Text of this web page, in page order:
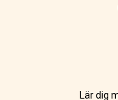
Lär dig